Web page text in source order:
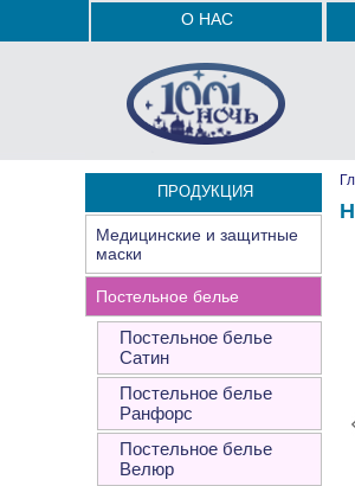
О НАС
ПРОДУКЦИЯ
Медицинские и защитные
маски
Постельное белье
Постельное белье
Сатин
Постельное белье
Ранфорс
Постельное белье
Велюр